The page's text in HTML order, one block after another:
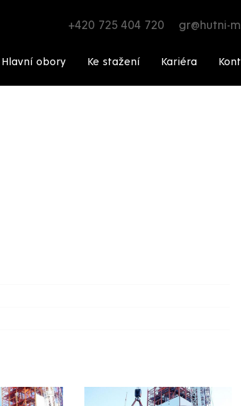
+420 725 404 720 gr@hutni-
Hlavní obory Ke stažení Kariéra